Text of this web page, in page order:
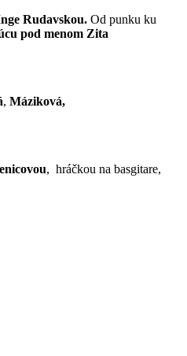
Rudavskou. Od punku ku
pod menom Zita
, Máziková,
, hráčkou na basgitare,